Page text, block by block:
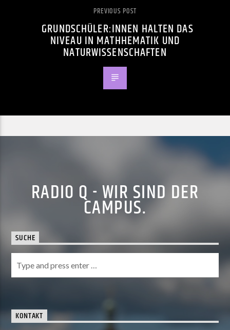
PREVIOUS POST
GRUNDSCHÜLER:INNEN HALTEN DAS
NIVEAU IN MATHHEMATIK UND
NATURWISSENSCHAFTEN
RADIO Q - WIR SIND DER
CAMPUS.
SUCHE
KONTAKT